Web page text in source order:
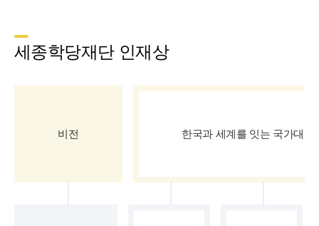
세종학당재단 인재상
비전 한국과 세계를 잇는 국가대